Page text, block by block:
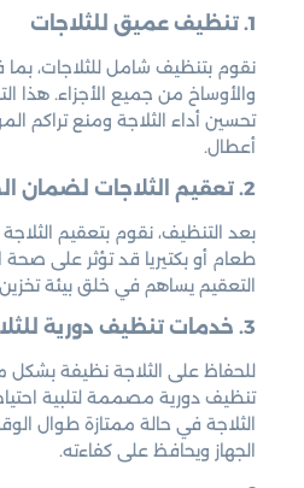
1. تنظيف عميق للثلاجات
نقوم بتنظيف شامل للثلاجات، بما
والأوساخ من جميع الأجزاء. هذا
تحسين أداء الثلاجة ومنع تراكم
أعطال.
2. تعقيم الثلاجات لضمان الصحة
بعد التنظيف، نقوم بتعقيم
طعام أو بكتيريا قد تؤثر على صحة
التعقيم يساهم في خلق بيئة
3. خدمات تنظيف دورية للثلاجات
للحفاظ على الثلاجة نظيفة
تنظيف دورية مصممة لتلبية
الثلاجة في حالة ممتازة طوال
الجهاز ويحافظ على كفاءته.